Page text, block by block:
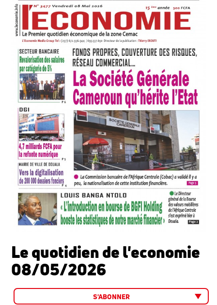
Le quotidien de l'economie
08/05/2026
S'ABONNER